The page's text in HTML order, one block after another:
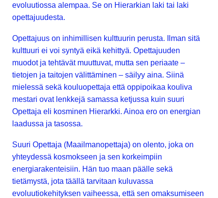
evoluutiossa alempaa. Se on Hierarkian laki tai laki
opettajuudesta.
Opettajuus on inhimillisen kulttuurin perusta. Ilman sitä
kulttuuri ei voi syntyä eikä kehittyä. Opettajuuden
muodot ja tehtävät muuttuvat, mutta sen periaate –
tietojen ja taitojen välittäminen – säilyy aina. Siinä
mielessä sekä kouluopettaja että oppipoikaa kouliva
mestari ovat lenkkejä samassa ketjussa kuin suuri
Opettaja eli kosminen Hierarkki. Ainoa ero on energian
laadussa ja tasossa.
Suuri Opettaja (Maailmanopettaja) on olento, joka on
yhteydessä kosmokseen ja sen korkeimpiin
energiarakenteisiin. Hän tuo maan päälle sekä
tietämystä, jota täällä tarvitaan kuluvassa
evoluutiokehityksen vaiheessa, että sen omaksumiseen